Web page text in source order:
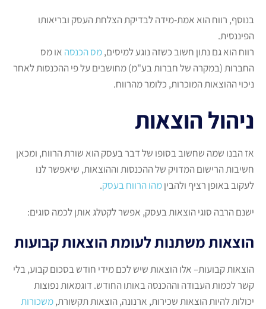
בנוסף, רווח הוא אמת-מידה לבדיקת הצלחת העסק ובריאותו
הפיננסית.
רווח הוא גם נתון חשוב כשזה נוגע למיסים,מס הכנסה או מס
החברות (במקרה של חברות בע"מ) מחושבים על פי ההכנסות לאחר
ניכוי ההוצאות המוכרות, כלומר מהרווח.
ניהול הוצאות
אז הבנו שמה שחשוב בסופו של דבר בעסק הוא שורת הרווח, ומכאן
חשיבות הרישום המדויק של ההכנסות וההוצאות, שיאפשר לנו
לעקוב באופן רציף ולהביןמהו הרווח בעסק.
ישנם הרבה סוגי הוצאות בעסק, אפשר לקטלג אותן לכמה סוגים:
הוצאות משתנות לעומת הוצאות קבועות
הוצאות קבועות– אלו הוצאות שיש לכם מידי חודש בסכום קבוע, בלי
קשר לכמות העבודה וההכנסה באותו החודש. דוגמאות נפוצות
יכולות להיות הוצאות שכירות, ארנונה, הוצאות תקשורת,משכורות